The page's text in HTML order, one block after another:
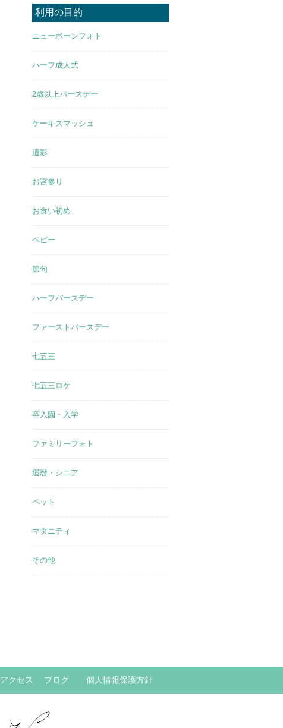
利用の目的
ニューボーンフォト
ハーフ成人式
2歳以上バースデー
ケーキスマッシュ
遺影
お宮参り
お食い初め
ベビー
節句
ハーフバースデー
ファーストバースデー
七五三
七五三ロケ
卒入園・入学
ファミリーフォト
還暦・シニア
ペット
マタニティ
その他
アクセス ブログ 個人情報保護方針